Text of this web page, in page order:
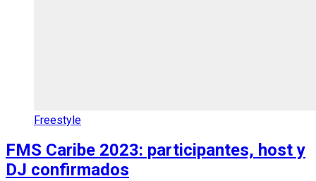
Freestyle
FMS Caribe 2023: participantes, host y
DJ confirmados